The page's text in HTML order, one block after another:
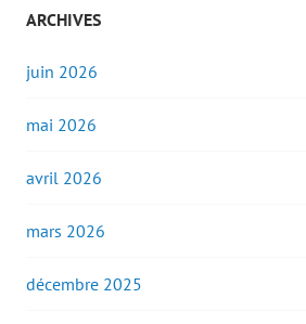
ARCHIVES
juin 2026
mai 2026
avril 2026
mars 2026
décembre 2025